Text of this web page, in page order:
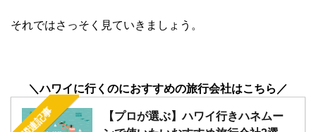
それではさっそく見ていきましょう。
＼ハワイに行くのにおすすめの旅行会社はこちら／
関連記事
【プロが選ぶ】ハワイ行きハネムー